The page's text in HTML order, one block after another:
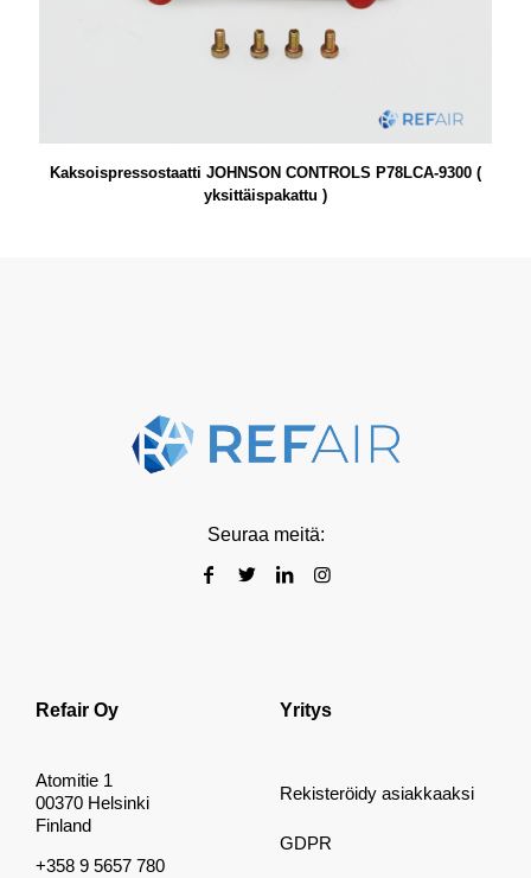
Kaksoispressostaatti JOHNSON CONTROLS P78LCA-9300 (
yksittäispakattu )
Seuraa meitä:
Refair Oy
Atomitie 1
00370 Helsinki
Finland
+358 9 5657 780
Yritys
Rekisteröidy asiakkaaksi
GDPR